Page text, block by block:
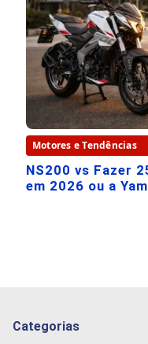
Motores e Tendências
NS200 vs Fazer
em 2026 ou a
Categorias